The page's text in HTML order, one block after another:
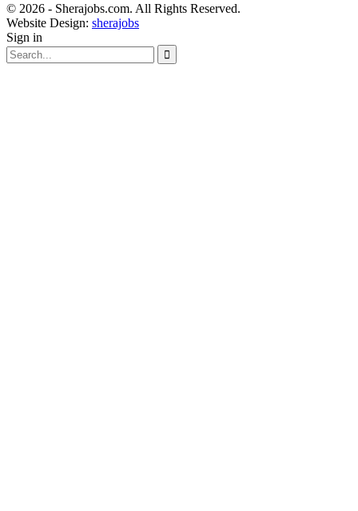
© 2026 - Sherajobs.com. All Rights Reserved.
Website Design: sherajobs
Sign in